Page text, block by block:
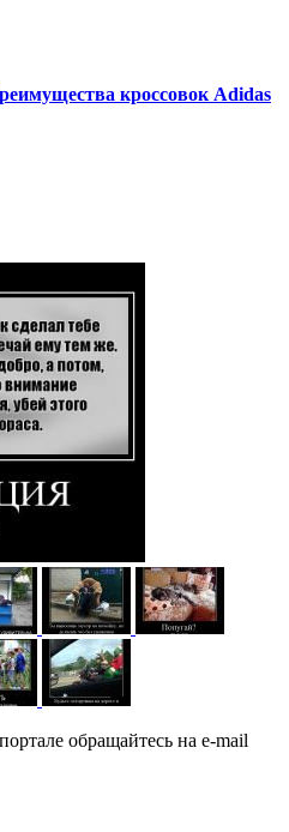
кроссовок Adidas
обращайтесь на e-mail